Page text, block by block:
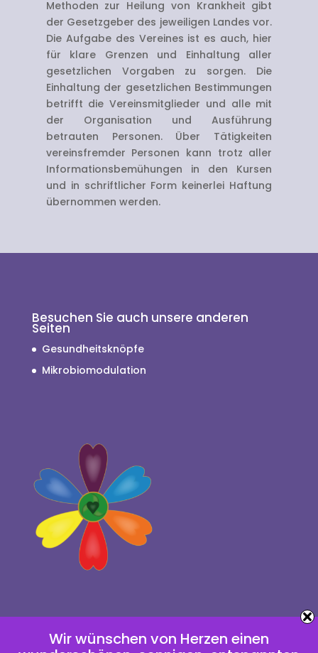
Methoden zur Heilung von Krankheit gibt
der Gesetzgeber des jeweiligen Landes vor.
Die Aufgabe des Vereines ist es auch, hier
für klare Grenzen und Einhaltung aller
gesetzlichen Vorgaben zu sorgen. Die
Einhaltung der gesetzlichen Bestimmungen
betrifft die Vereinsmitglieder und alle mit
der Organisation und Ausführung
betrauten Personen. Über Tätigkeiten
vereinsfremder Personen kann trotz aller
Informationsbemühungen in den Kursen
und in schriftlicher Form keinerlei Haftung
übernommen werden.
Besuchen Sie auch unsere anderen
Seiten
Gesundheitsknöpfe
Mikrobiomodulation
Wir wünschen von Herzen einen